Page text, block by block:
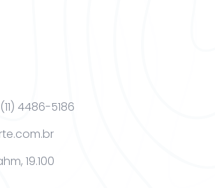
(11) 4486-5186
19.100